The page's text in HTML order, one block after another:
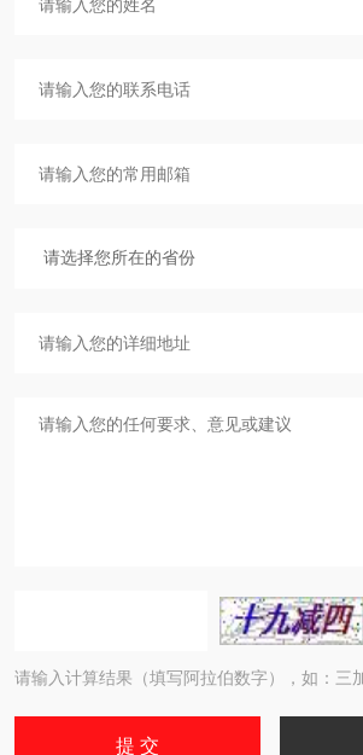
请输入计算结果（填写阿拉伯数字），如：三